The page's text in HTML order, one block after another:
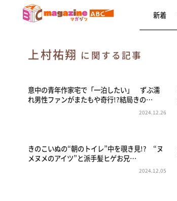
新着
上村祐翔 に関する記事
意中の青年作家宅で「一泊したい」 ずぶ濡
れ男性ファンがまたもや奇行!?結局きの…
2024.12.26
きのこいぬの“朝のトイレ”中を覗き見!? “ヌ
メヌメのアイツ”と派手髪ヒゲお兄…
2024.12.05